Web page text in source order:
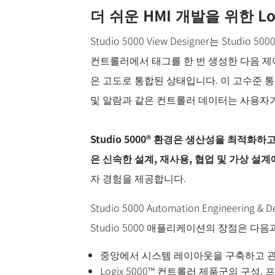
더 쉬운 HMI 개발을 위한
Studio 5000 View Designer는 Studio
컨트롤러에서 태그를 한 번 생성한 다음
은 고도로 통합된 상태입니다. 이 고수준
및 알람과 같은 컨트롤러 데이터는 사용
Studio 5000® 환경은 생산성을 최적화하
은 신속한 설계, 재사용, 협업 및 가상 설
자 경험을 제공합니다.
Studio 5000 Automation Engineering &
Studio 5000 애플리케이션의 장점은 다음
중앙에서 시스템 레이아웃을 구축하고
Logix 5000™ 컨트롤러 제품군의 구성,